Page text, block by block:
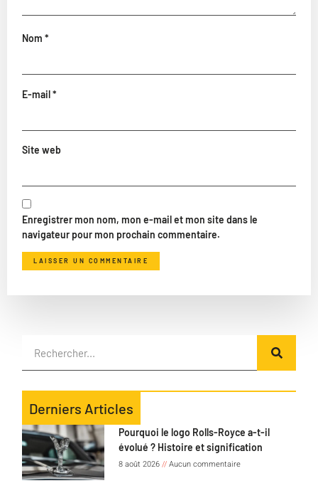
Nom *
E-mail*
Site web
Enregistrer mon nom, mon e-mail et mon site dans le
navigateur pour mon prochain commentaire.
Derniers Articles
Pourquoi le logo Rolls-Royce a-t-il
évolué ? Histoire et signification
8 août 2026 Aucun commentaire